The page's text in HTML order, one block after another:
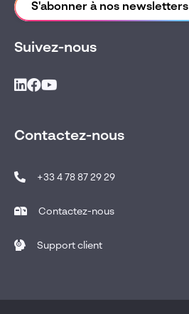
S'abonner à nos newsletters
Suivez-nous
Contactez-nous
+33 4 78 87 29 29
Contactez-nous
Support client